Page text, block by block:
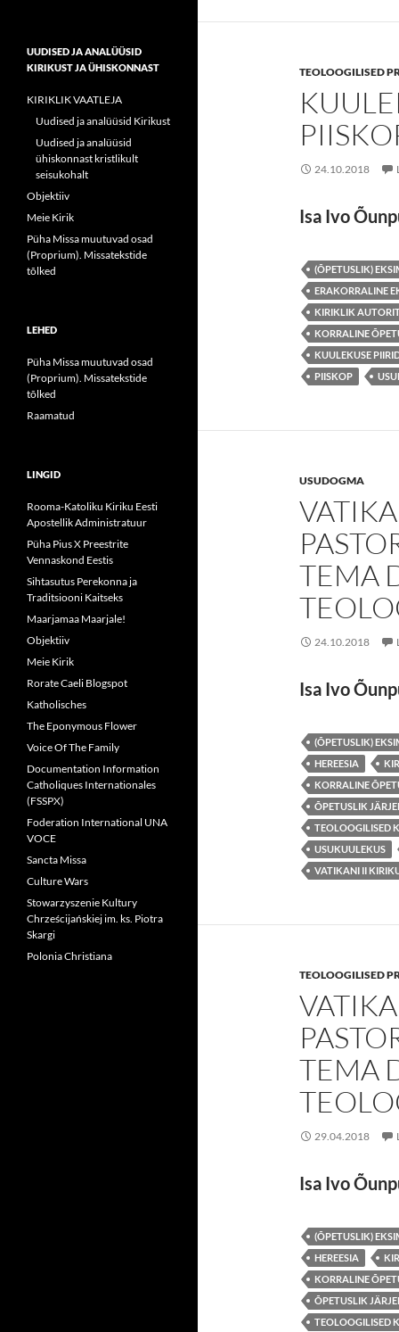
TEOLOOGILISED
24.10.2018
Isa Ivo
(ÕPETUSLIK)
ERAKORRALINE
KIRIKLIK
KORRALINE
KUULEKUSE
PIISKOP
USUDOGMA
TEMA
24.10.2018
Isa Ivo
(ÕPETUSLIK)
HEREESIA
KORRALINE
ÕPETUSLIK
TEOLOOGILISED
USUKUULEKUS
VATIKANI II
TEOLOOGILISED
TEMA
29.04.2018
Isa Ivo
(ÕPETUSLIK)
HEREESIA
KORRALINE
ÕPETUSLIK
TEOLOOGILISED
UUDISED JA ANALÜÜSID
KIRIKUST JA ÜHISKONNAST
KIRIKLIK VAATLEJA
Uudised ja analüüsid Kirikust
Uudised ja analüüsid
ühiskonnast kristlikult
seisukohalt
Objektiiv
Meie Kirik
Püha Missa muutuvad osad
(Proprium). Missatekstide
tõlked
LEHED
Püha Missa muutuvad osad
(Proprium). Missatekstide
tõlked
Raamatud
LINGID
Rooma-Katoliku Kiriku Eesti
Apostellik Administratuur
Püha Pius X Preestrite
Vennaskond Eestis
Sihtasutus Perekonna ja
Traditsiooni Kaitseks
Maarjamaa Maarjale!
Objektiiv
Meie Kirik
Rorate Caeli Blogspot
Katholisches
The Eponymous Flower
Voice Of The Family
Documentation Information
Catholiques Internationales
(FSSPX)
Foderation International UNA
VOCE
Sancta Missa
Culture Wars
Stowarzyszenie Kultury
Chrześcijańskiej im. ks. Piotra
Skargi
Polonia Christiana